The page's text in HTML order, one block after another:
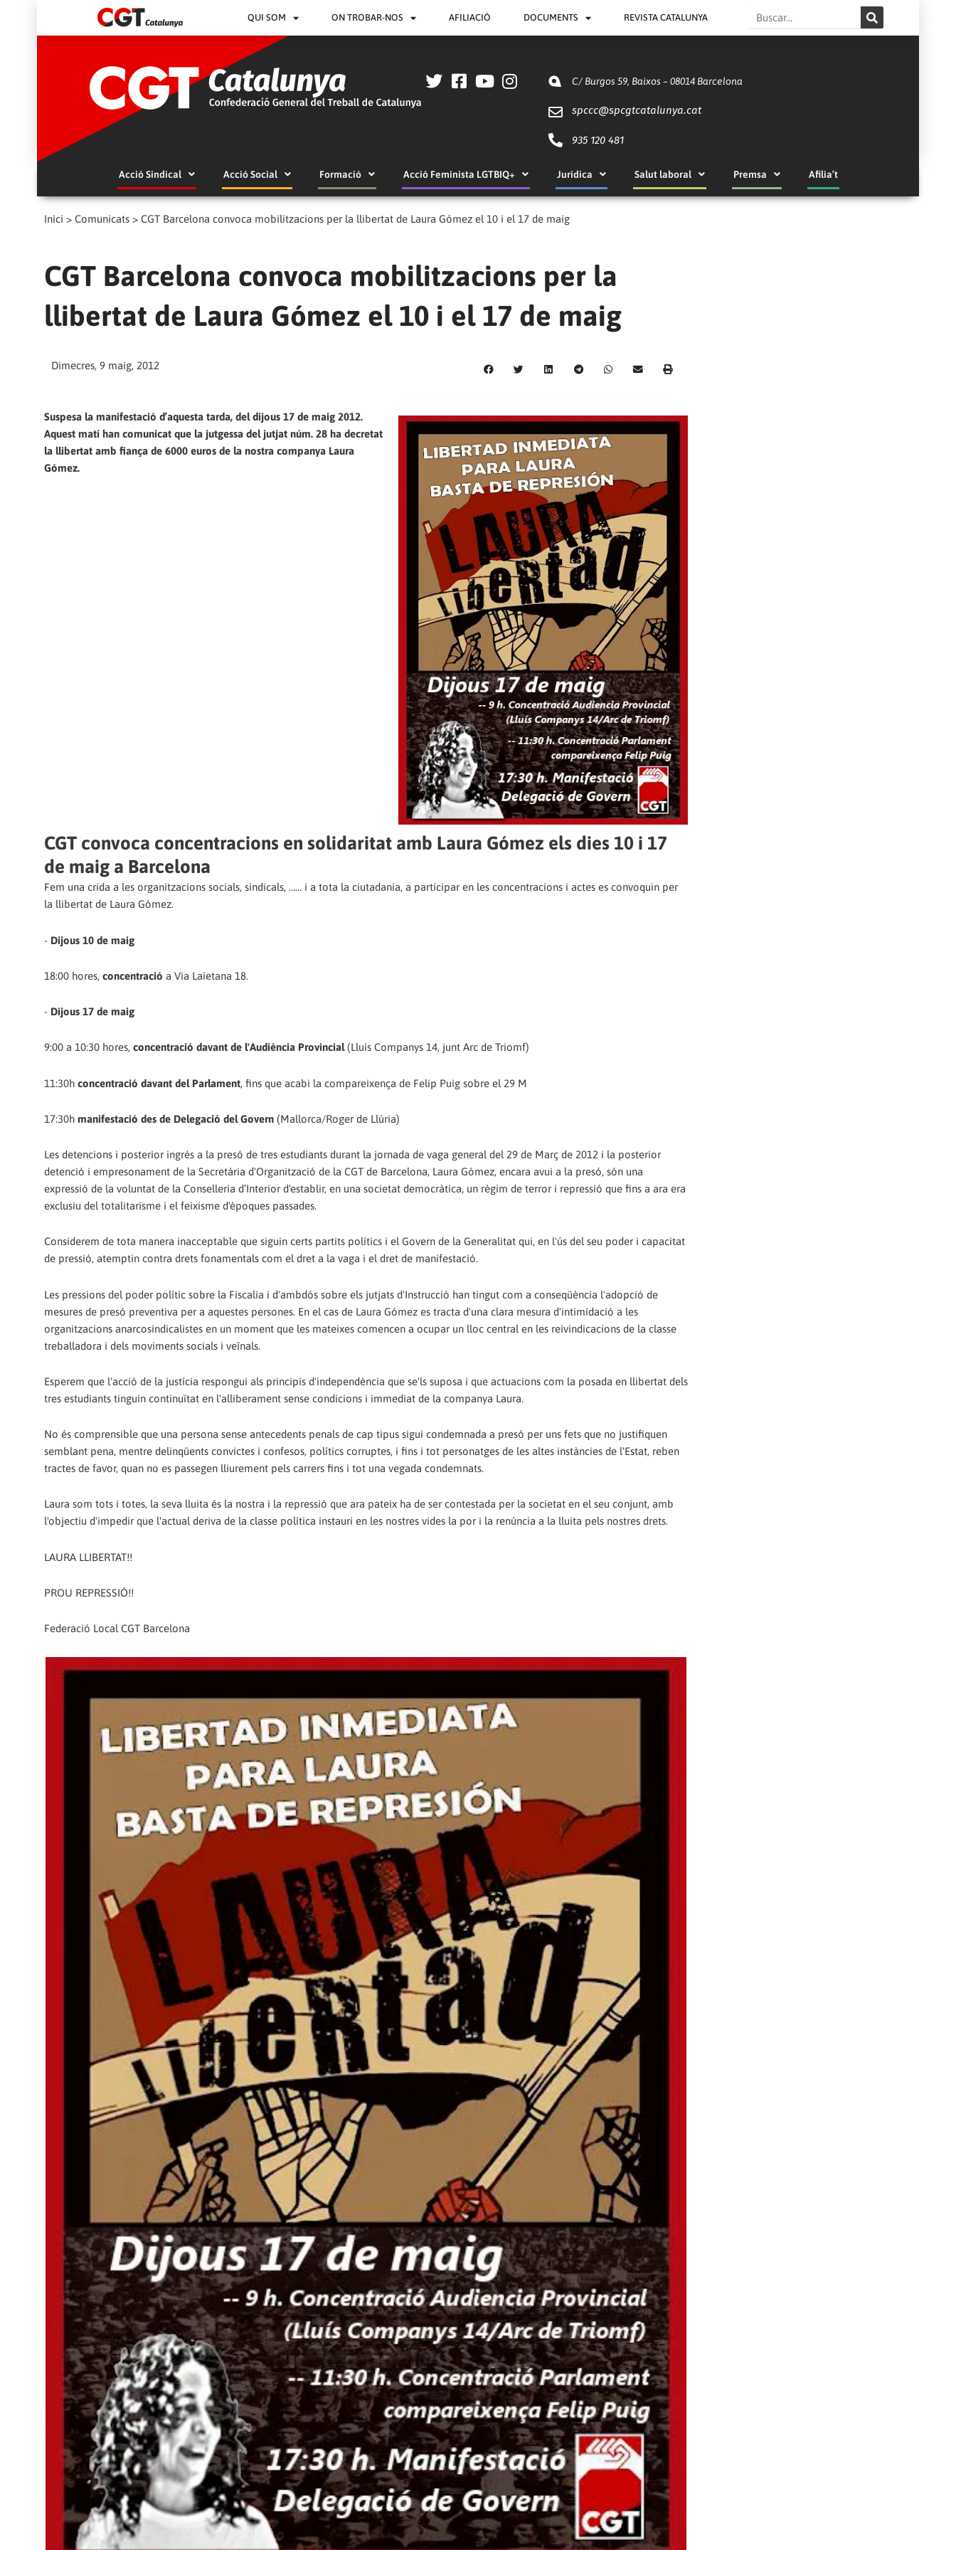
QUI SOM ON TROBAR-NOS AFILIACIÓ DOCUMENTS REVISTA CATALUNYA Search
C/ Burgos 59, Baixos – 08014 Barcelona
spccc@spcgtcatalunya.cat
935 120 481
Acció Sindical Acció Social Formació Acció Feminista LGTBIQ+ Jurídica Salut laboral Premsa Afilia’t
Inici > Comunicats > CGT Barcelona convoca mobilitzacions per la llibertat de Laura Gómez el 10 i el 17 de maig
CGT Barcelona convoca mobilitzacions per la
llibertat de Laura Gómez el 10 i el 17 de maig
Dimecres, 9 maig, 2012
Suspesa la manifestació d’aquesta tarda, del dijous 17 de maig 2012.
Aquest matí han comunicat que la jutgessa del jutjat núm. 28 ha decretat
la llibertat amb fiança de 6000 euros de la nostra companya Laura
Gómez.
CGT convoca concentracions en solidaritat amb Laura Gómez els dies 10 i 17
de maig a Barcelona
Fem una crida a les organitzacions socials, sindicals, …… i a tota la ciutadania, a participar en les concentracions i actes es convoquin per
la llibertat de Laura Gómez.
- Dijous 10 de maig
18:00 hores, concentració a Via Laietana 18.
- Dijous 17 de maig
9:00 a 10:30 hores, concentració davant de l'Audiència Provincial(Lluís Companys 14, junt Arc de Triomf)
11:30h concentració davant del Parlament, fins que acabi la compareixença de Felip Puig sobre el 29 M
17:30h manifestació des de Delegació del Govern (Mallorca/Roger de Llúria)
Les detencions i posterior ingrés a la presó de tres estudiants durant la jornada de vaga general del 29 de Març de 2012 i la posterior
detenció i empresonament de la Secretària d'Organització de la CGT de Barcelona, Laura Gómez, encara avui a la presó, són una
expressió de la voluntat de la Conselleria d’Interior d'establir, en una societat democràtica, un règim de terror i repressió que fins a ara era
exclusiu del totalitarisme i el feixisme d'èpoques passades.
Considerem de tota manera inacceptable que siguin certs partits polítics i el Govern de la Generalitat qui, en l'ús del seu poder i capacitat
de pressió, atemptin contra drets fonamentals com el dret a la vaga i el dret de manifestació.
Les pressions del poder polític sobre la Fiscalia i d'ambdós sobre els jutjats d'Instrucció han tingut com a conseqüència l'adopció de
mesures de presó preventiva per a aquestes persones. En el cas de Laura Gómez es tracta d'una clara mesura d'intimidació a les
organitzacions anarcosindicalistes en un moment que les mateixes comencen a ocupar un lloc central en les reivindicacions de la classe
treballadora i dels moviments socials i veïnals.
Esperem que l'acció de la justícia respongui als principis d'independència que se'ls suposa i que actuacions com la posada en llibertat dels
tres estudiants tinguin continuïtat en l'alliberament sense condicions i immediat de la companya Laura.
No és comprensible que una persona sense antecedents penals de cap tipus sigui condemnada a presó per uns fets que no justifiquen
semblant pena, mentre delinqüents convictes i confesos, polítics corruptes, i fins i tot personatges de les altes instàncies de l'Estat, reben
tractes de favor, quan no es passegen lliurement pels carrers fins i tot una vegada condemnats.
Laura som tots i totes, la seva lluita és la nostra i la repressió que ara pateix ha de ser contestada per la societat en el seu conjunt, amb
l'objectiu d'impedir que l'actual deriva de la classe política instauri en les nostres vides la por i la renúncia a la lluita pels nostres drets.
LAURA LLIBERTAT!!
PROU REPRESSIÓ!!
Federació Local CGT Barcelona